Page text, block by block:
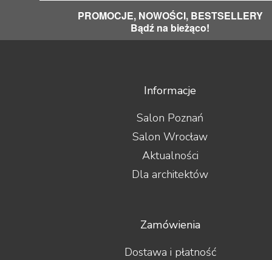
PROMOCJE, NOWOŚCI, BESTSELLERY
Bądź na bieżąco!
Informacje
Salon Poznań
Salon Wrocław
Aktualności
Dla architektów
Zamówienia
Dostawa i płatność